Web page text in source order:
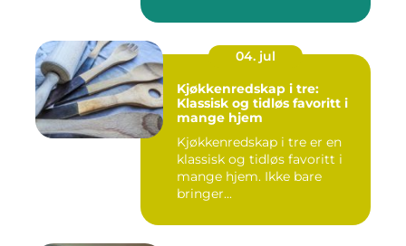
04. jul
Kjøkkenredskap i tre:
Klassisk og tidløs favoritt i
mange hjem
Kjøkkenredskap i tre er en
klassisk og tidløs favoritt i
mange hjem. Ikke bare
bringer...